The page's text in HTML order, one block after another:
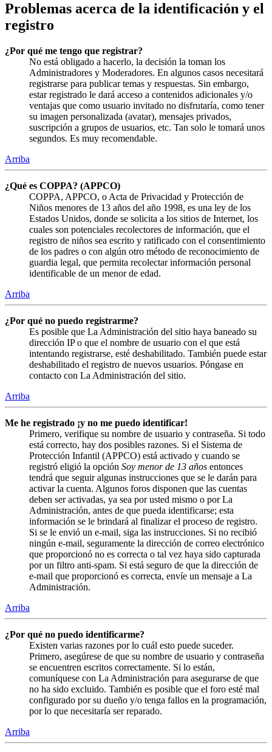
Problemas acerca de la identificación y el
registro
¿Por qué me tengo que registrar?
No está obligado a hacerlo, la decisión la toman los
Administradores y Moderadores. En algunos casos necesitará
registrarse para publicar temas y respuestas. Sin embargo,
estar registrado le dará acceso a contenidos adicionales y/o
ventajas que como usuario invitado no disfrutaría, como tener
su imagen personalizada (avatar), mensajes privados,
suscripción a grupos de usuarios, etc. Tan solo le tomará unos
segundos. Es muy recomendable.
Arriba
¿Qué es COPPA? (APPCO)
COPPA, APPCO, o Acta de Privacidad y Protección de
Niños menores de 13 años del año 1998, es una ley de los
Estados Unidos, donde se solicita a los sitios de Internet, los
cuales son potenciales recolectores de información, que el
registro de niños sea escrito y ratificado con el consentimiento
de los padres o con algún otro método de reconocimiento de
guardia legal, que permita recolectar información personal
identificable de un menor de edad.
Arriba
¿Por qué no puedo registrarme?
Es posible que La Administración del sitio haya baneado su
dirección IP o que el nombre de usuario con el que está
intentando registrarse, esté deshabilitado. También puede estar
deshabilitado el registro de nuevos usuarios. Póngase en
contacto con La Administración del sitio.
Arriba
Me he registrado ¡y no me puedo identificar!
Primero, verifique su nombre de usuario y contraseña. Si todo
está correcto, hay dos posibles razones. Si el Sistema de
Protección Infantil (APPCO) está activado y cuando se
registró eligió la opción Soy menor de 13 años entonces
tendrá que seguir algunas instrucciones que se le darán para
activar la cuenta. Algunos foros disponen que las cuentas
deben ser activadas, ya sea por usted mismo o por La
Administración, antes de que pueda identificarse; esta
información se le brindará al finalizar el proceso de registro.
Si se le envió un e-mail, siga las instrucciones. Si no recibió
ningún e-mail, seguramente la dirección de correo electrónico
que proporcionó no es correcta o tal vez haya sido capturada
por un filtro anti-spam. Si está seguro de que la dirección de
e-mail que proporcionó es correcta, envíe un mensaje a La
Administración.
Arriba
¿Por qué no puedo identificarme?
Existen varias razones por lo cuál esto puede suceder.
Primero, asegúrese de que su nombre de usuario y contraseña
se encuentren escritos correctamente. Si lo están,
comuníquese con La Administración para asegurarse de que
no ha sido excluido. También es posible que el foro esté mal
configurado por su dueño y/o tenga fallos en la programación,
por lo que necesitaría ser reparado.
Arriba